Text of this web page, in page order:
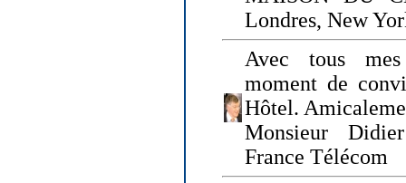
Londres, New
Avec tous
moment de
Hôtel.
Monsieur
France Télécom